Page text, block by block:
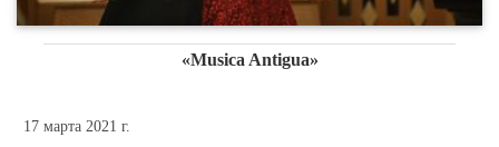
«Musica Antigua»
17 марта 2021 г.